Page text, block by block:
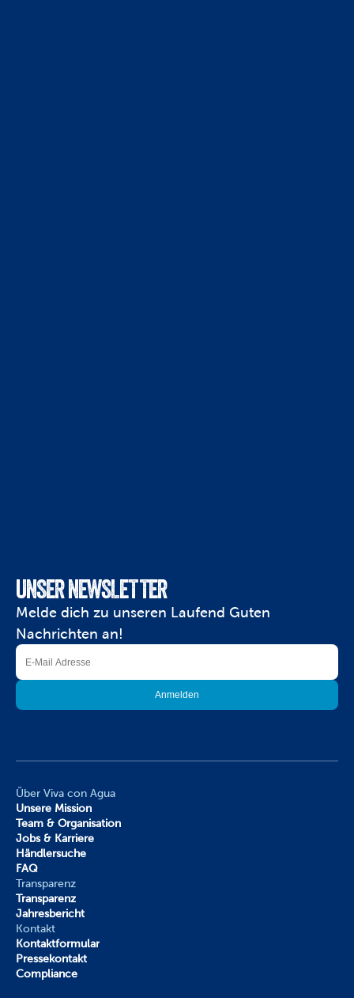
UNSER NEWSLETTER
Melde dich zu unseren Laufend Guten
Nachrichten an!
Über Viva con Agua
Unsere Mission
Team & Organisation
Jobs & Karriere
Händlersuche
FAQ
Transparenz
Transparenz
Jahresbericht
Kontakt
Kontaktformular
Pressekontakt
Compliance